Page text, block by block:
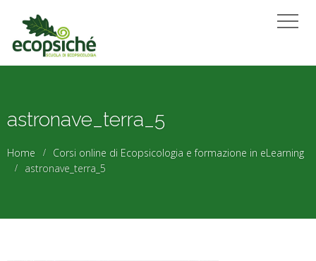
astronave_terra_5
Home
Corsi online di Ecopsicologia e formazione in eLearning
astronave_terra_5